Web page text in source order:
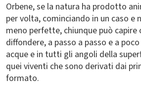
Orbene, se la natura ha prodotto
per volta, cominciando in un caso
meno perfette, chiunque può capire
diffondere, a passo a passo e a
acque e in tutti gli angoli della
quei viventi che sono derivati dai
formato.